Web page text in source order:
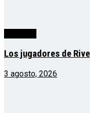
Los jugadores de
3 agosto, 2026